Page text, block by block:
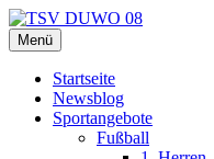
Zum
Inhalt
springen
TSV DUWO 08
Hamburg Sportverein Ohlstedt
Menü
Startseite
Newsblog
Sportangebote
Fußball